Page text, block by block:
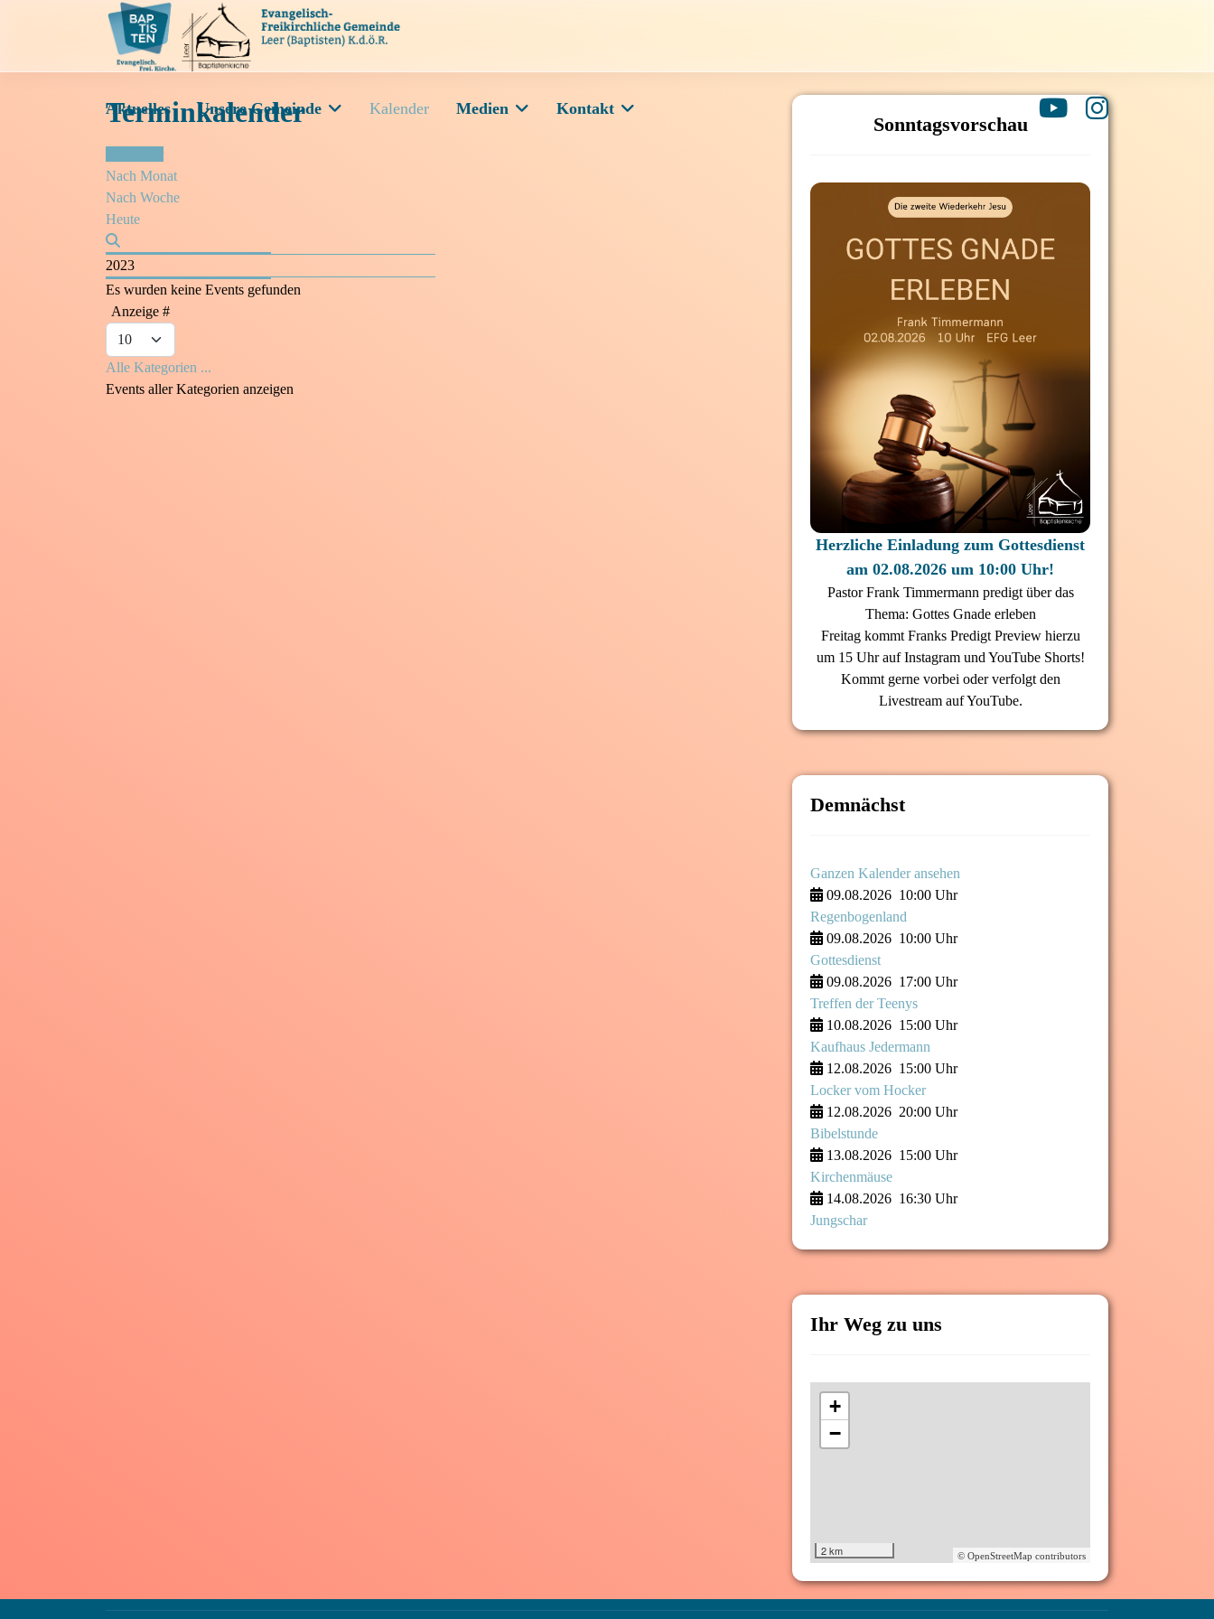
Aktuelles Unsere Gemeinde Kalender Medien Kontakt
Terminkalender
Nach Monat
Nach Woche
Heute
2023
Es wurden keine Events gefunden
Limite der Paginierungsliste
Anzeige #
Alle Kategorien ...
Events aller Kategorien anzeigen
Sonntagsvorschau
Herzliche Einladung zum Gottesdienst
am 02.08.2026 um 10:00 Uhr!
Pastor Frank Timmermann predigt über das
Thema: Gottes Gnade erleben
Freitag kommt Franks Predigt Preview hierzu
um 15 Uhr auf Instagram und YouTube Shorts!
Kommt gerne vorbei oder verfolgt den
Livestream auf YouTube.
Demnächst
Ganzen Kalender ansehen
09.08.2026 10:00 Uhr
Regenbogenland
09.08.2026 10:00 Uhr
Gottesdienst
09.08.2026 17:00 Uhr
Treffen der Teenys
10.08.2026 15:00 Uhr
Kaufhaus Jedermann
12.08.2026 15:00 Uhr
Locker vom Hocker
12.08.2026 20:00 Uhr
Bibelstunde
13.08.2026 15:00 Uhr
Kirchenmäuse
14.08.2026 16:30 Uhr
Jungschar
Ihr Weg zu uns
+
−
2 km © OpenStreetMap contributors